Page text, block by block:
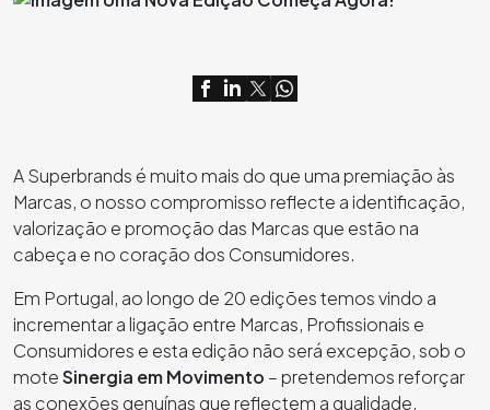
A Superbrands é muito mais do que uma premiação às
Marcas, o nosso compromisso reflecte a identificação,
valorização e promoção das Marcas que estão na
cabeça e no coração dos Consumidores.
Em Portugal, ao longo de 20 edições temos vindo a
incrementar a ligação entre Marcas, Profissionais e
Consumidores e esta edição não será excepção, sob o
moteSinergia em Movimento – pretendemos reforçar
as conexões genuínas que reflectem a qualidade,